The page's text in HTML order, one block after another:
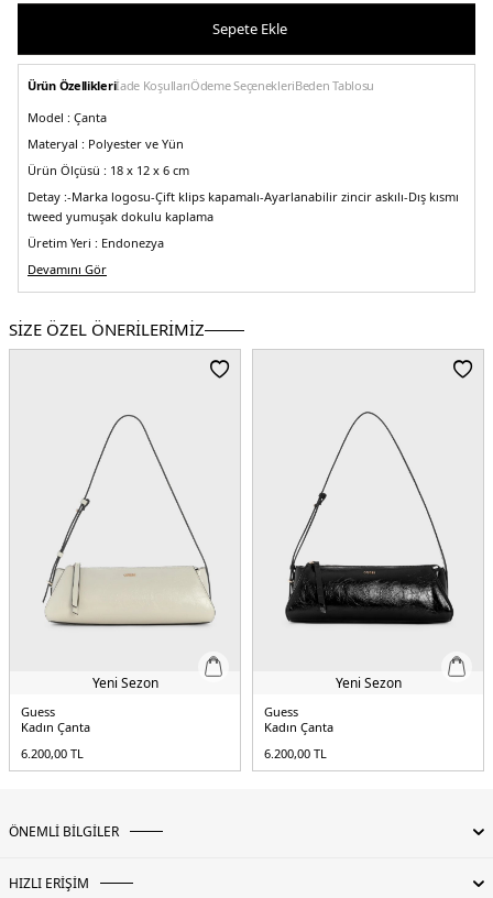
Sepete Ekle
Ürün Özellikleriİade KoşullarıÖdeme SeçenekleriBeden Tablosu
Model : Çanta
Materyal : Polyester ve Yün
Ürün Ölçüsü : 18 x 12 x 6 cm
Detay :-Marka logosu-Çift klips kapamalı-Ayarlanabilir zincir askılı-Dış kısmı
tweed yumuşak dokulu kaplama
Üretim Yeri : Endonezya
5DE2HWAT8748740IVO.69
Devamını Gör
SİZE ÖZEL ÖNERİLERİMİZ
Yeni Sezon
Guess
Kadın Çanta
6.200,00 TL
Yeni Sezon
Guess
Kadın Çanta
6.200,00 TL
ÖNEMLİ BİLGİLER
HIZLI ERİŞİM